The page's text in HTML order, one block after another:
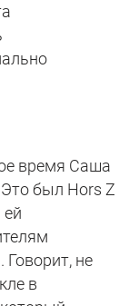
время Саша
был Hors Z
ей
Говорит, не
в